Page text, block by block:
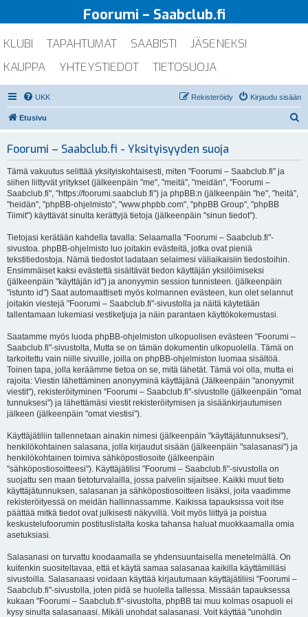
Foorumi – Saabclub.fi
KLUBI TAPAHTUMAT SAABISTI
JÄSENEKSI
KAUPPA
YHTEYSTIEDOT TIETOSUOJA
UKK Kirjaudu sisään
Rekisteröidy
Etusivu
Foorumi – Saabclub.fi - Yksityisyyden suoja
Tämä vakuutus selittää yksityiskohtaisesti, miten "Foorumi – Saabclub.fi" ja
siihen liittyvät yritykset (jälkeenpäin "me", "meitä", "meidän", "Foorumi –
Saabclub.fi", "https://foorumi.saabclub.fi") ja phpBB:n (jälkeenpäin "he", "heitä",
"heidän", "phpBB-ohjelmisto", "www.phpbb.com", "phpBB Group", "phpBB
Tiimit") käyttävät sinulta kerättyjä tietoja (jälkeenpäin "sinun tiedot").
Tietojasi kerätään kahdella tavalla: Selaamalla "Foorumi – Saabclub.fi"-
sivustoa. phpBB-ohjelmisto luo joitakin evästeitä, jotka ovat pieniä
tekstitiedostoja. Nämä tiedostot ladataan selaimesi väliaikaisiin tiedostoihin.
Ensimmäiset kaksi evästettä sisältävät tiedon käyttäjän yksilöimiseksi
(jälkeenpäin "käyttäjän id") ja anonyymin session tunnisteen. (jälkeenpäin
"istunto id") Saat automaattiseti myös kolmannen evästeen, kun olet selannut
joitakin viestejä "Foorumi – Saabclub.fi"-sivustolla ja näitä käytetään
tallentamaan lukemiasi vestiketjuja ja näin parantaen käyttökokemustasi.
Saatamme myös luoda phpBB-ohjelmiston ulkopuolisen evästeen "Foorumi –
Saabclub.fi"-sivustolta, Mutta se on tämän dokumentin ulkopuolella. Tämä on
tarkoitettu vain niille sivuille, joilla on phpBB-ohjelmiston luomaa sisältöä.
Toinen tapa, jolla keräämme tietoa on se, mitä lähetät. Tämä voi olla, mutta ei
rajoita: Viestin lähettäminen anonyyminä käyttäjänä (Jälkeenpäin "anonyymit
viestit"), rekisteröityminen "Foorumi – Saabclub.fi"-sivustolle (jälkeenpäin "omat
tunnuksesi") ja lähettämäsi viestit rekisteröitymisen ja sisäänkirjautumisen
jälkeen (jälkeenpäin "omat viestisi").
Käyttäjätiliin tallennetaan ainakin nimesi (jälkeenpäin "käyttäjätunnuksesi"),
henkilökohtainen salasana, jolla kirjaudut sisään (jälkeenpäin "salasanasi") ja
henkilökohtainen toimiva sähköpostiosoite (jälkeenpäin
"sähköpostiosoitteesi"). Käyttäjätilisi "Foorumi – Saabclub.fi"-sivustolla on
suojattu sen maan tietoturvalailla, jossa palvelin sijaitsee. Kaikki muut tieto
käyttäjätunnuksen, salasanan ja sähköpostiosoitteen lisäksi, joita vaadimme
rekisteröityessä on meidän hallinnassamme. Kaikissa tapauksissa voit itse
päättää mitkä tiedot ovat julkisesti näkyvillä. Voit myös liittyä ja poistua
keskustelufoorumin postituslistalta koska tahansa haluat muokkaamalla omia
asetuksiasi.
Salasanasi on turvattu koodaamalla se yhdensuuntaisella menetelmällä. On
kuitenkin suositeltavaa, että et käytä samaa salasanaa kaikilla käyttämilläsi
sivustoilla. Salasanaasi voidaan käyttää kirjautumaan käyttäjätiliisi "Foorumi –
Saabclub.fi"-sivustolla, joten pidä se huolella tallessa. Missään tapauksessa
kukaan "Foorumi – Saabclub.fi"-sivustolta, phpBB tai muu kolmas osapuoli ei
kysy sinulta salasanaasi. Mikäli unohdat salasanasi. Voit käyttää "unohdin